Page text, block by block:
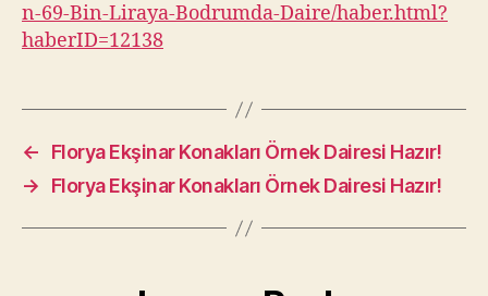
n-69-Bin-Liraya-Bodrumda-Daire/haber.html?
haberID=12138
←
Florya Ekşinar Konakları Örnek Dairesi Hazır!
→
Florya Ekşinar Konakları Örnek Dairesi Hazır!